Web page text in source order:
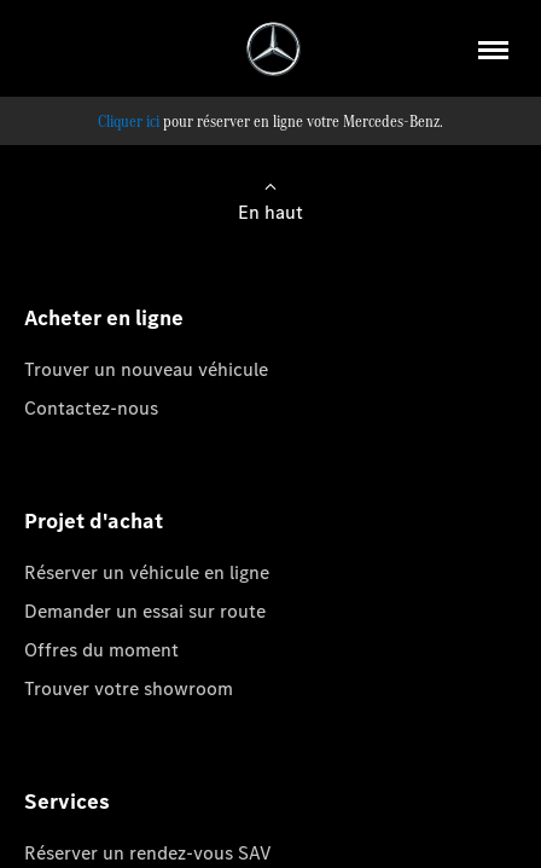
pour réserver en ligne votre Mercedes-Benz.
En haut
Acheter en ligne
Trouver un nouveau véhicule
Contactez-nous
Projet d'achat
Réserver un véhicule en ligne
Demander un essai sur route
Offres du moment
Trouver votre showroom
Services
Réserver un rendez-vous SAV